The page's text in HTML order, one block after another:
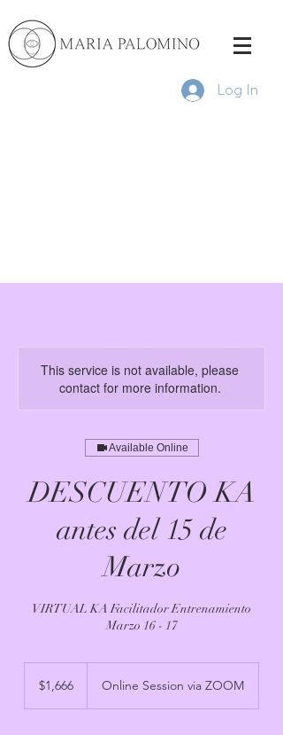
Log In
This service is not available, please
contact for more information.
Available Online
DESCUENTO KA
antes del 15 de
Marzo
VIRTUAL KA Facilitador Entrenamiento
Marzo 16 - 17
dollars$1,666 Online Session via ZOOM